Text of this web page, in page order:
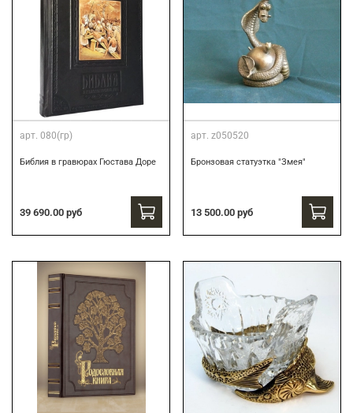
арт. 080(гр)
Библия в гравюрах Гюстава Доре
39 690.00 руб
арт. z050520
Бронзовая статуэтка "Змея"
13 500.00 руб